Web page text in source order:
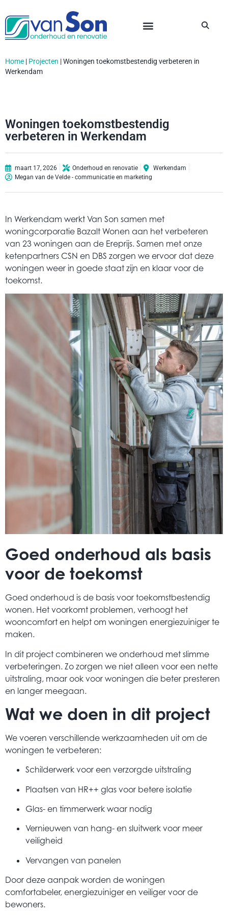
Home | Projecten |Woningen toekomstbestendig verbeteren in
Werkendam
Woningen toekomstbestendig
verbeteren in Werkendam
maart 17, 2026 Onderhoud en renovatie
Werkendam
Megan van de Velde - communicatie en marketing
In Werkendam werkt Van Son samen met
woningcorporatie Bazalt Wonen aan het verbeteren
van 23 woningen aan de Ereprijs. Samen met onze
ketenpartners CSN en DBS zorgen we ervoor dat deze
woningen weer in goede staat zijn en klaar voor de
toekomst.
Goed onderhoud als basis
voor de toekomst
Goed onderhoud is de basis voor toekomstbestendig
wonen. Het voorkomt problemen, verhoogt het
wooncomfort en helpt om woningen energiezuiniger te
maken.
In dit project combineren we onderhoud met slimme
verbeteringen. Zo zorgen we niet alleen voor een nette
uitstraling, maar ook voor woningen die beter presteren
en langer meegaan.
Wat we doen in dit project
We voeren verschillende werkzaamheden uit om de
woningen te verbeteren:
Schilderwerk voor een verzorgde uitstraling
Plaatsen van HR++ glas voor betere isolatie
Glas- en timmerwerk waar nodig
Vernieuwen van hang- en sluitwerk voor meer
veiligheid
Vervangen van panelen
Door deze aanpak worden de woningen
comfortabeler, energiezuiniger en veiliger voor de
bewoners.